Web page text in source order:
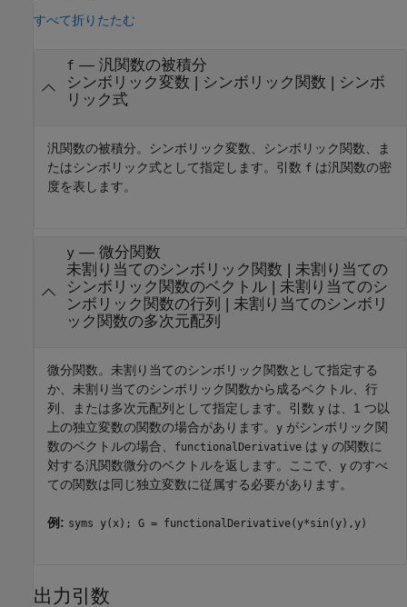
すべて折りたたむ
f — 汎関数の被積分
シンボリック変数
シンボリック関数
シンボ
リック式
汎関数の被積分。シンボリック変数、シンボリック関数、ま
たはシンボリック式として指定します。引数 f は汎関数の密
度を表します。
y— 微分関数
未割り当てのシンボリック関数
未割り当ての
シンボリック関数のベクトル| 未割り当てのシ
ンボリック関数の行列
未割り当てのシンボリ
ック関数の多次元配列
微分関数。未割り当てのシンボリック関数として指定する
か、未割り当てのシンボリック関数から成るベクトル、行
列、または多次元配列として指定します。引数 y は、1 つ以
上の独立変数の関数の場合があります。 y がシンボリック関
数のベクトルの場合、
functionalDerivative は y の関数に
対する汎関数微分のベクトルを返します。ここで、 y のすべ
ての関数は同じ独立変数に従属する必要があります。
例: syms y(x); G = functionalDerivative(y*sin(y),y)
出力引数